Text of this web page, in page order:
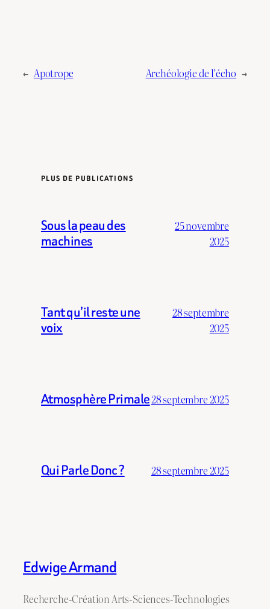
← Apotrope Archéologie de l’écho →
PLUS DE PUBLICATIONS
Sous la peau des
machines
25 novembre
2025
Tant qu’il reste une
voix
28 septembre
2025
Atmosphère Primale28 septembre 2025
Qui Parle Donc ? 28 septembre 2025
Edwige Armand
Recherche-Création Arts-Sciences-Technologies